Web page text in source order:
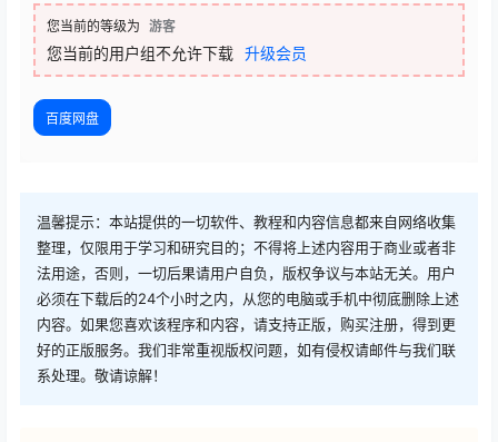
您当前的等级为 游客
您当前的用户组不允许下载 升级会员
百度网盘
温馨提示：本站提供的一切软件、教程和内容信息都来自网络收集
整理，仅限用于学习和研究目的；不得将上述内容用于商业或者非
法用途，否则，一切后果请用户自负，版权争议与本站无关。用户
必须在下载后的24个小时之内，从您的电脑或手机中彻底删除上述
内容。如果您喜欢该程序和内容，请支持正版，购买注册，得到更
好的正版服务。我们非常重视版权问题，如有侵权请邮件与我们联
系处理。敬请谅解！